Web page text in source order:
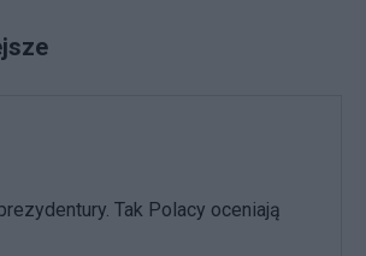
Tak Polacy oceniają